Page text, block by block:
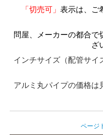
「切売可」 表示は、ご
問屋、メーカーの都合で
ざ
インチサイズ（配管サイ
アルミ丸パイプの価格は
ページ